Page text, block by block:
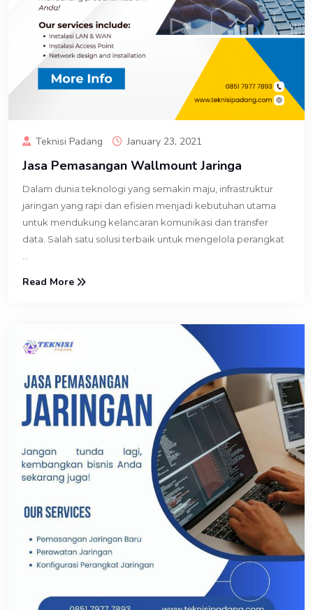
Teknisi Padang January 23, 2021
Jasa Pemasangan Wallmount Jaringa
Dalam dunia teknologi yang semakin maju, infrastruktur
jaringan yang rapi dan efisien menjadi kebutuhan utama
untuk mendukung kelancaran komunikasi dan transfer
data. Salah satu solusi terbaik untuk mengelola perangkat
Read More